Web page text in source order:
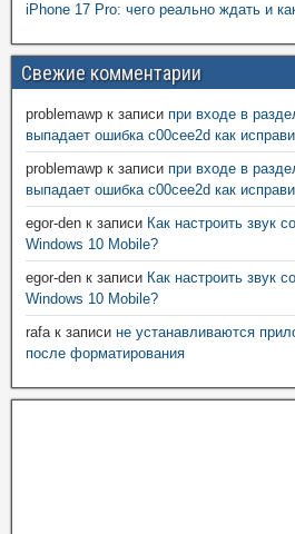
iPhone 17 Pro: чего реально ждать и
Свежие комментарии
problemawp к записи при входе в
выпадает ошибка c00cee2d как
problemawp к записи при входе в
выпадает ошибка c00cee2d как
egor-den к записи Как настроить звук
Windows 10 Mobile?
egor-den к записи Как настроить звук
Windows 10 Mobile?
rafaк записи не устанавливаются
после форматирования